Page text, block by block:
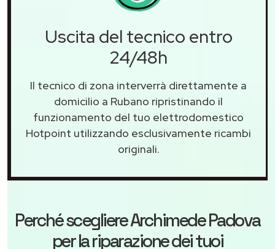
Uscita del tecnico entro
24/48h
Il tecnico di zona interverrà direttamente a
domicilio a Rubano ripristinando il
funzionamento del tuo elettrodomestico
Hotpoint utilizzando esclusivamente ricambi
originali.
Perché scegliereArchimede Padova
per la riparazione dei tuoi